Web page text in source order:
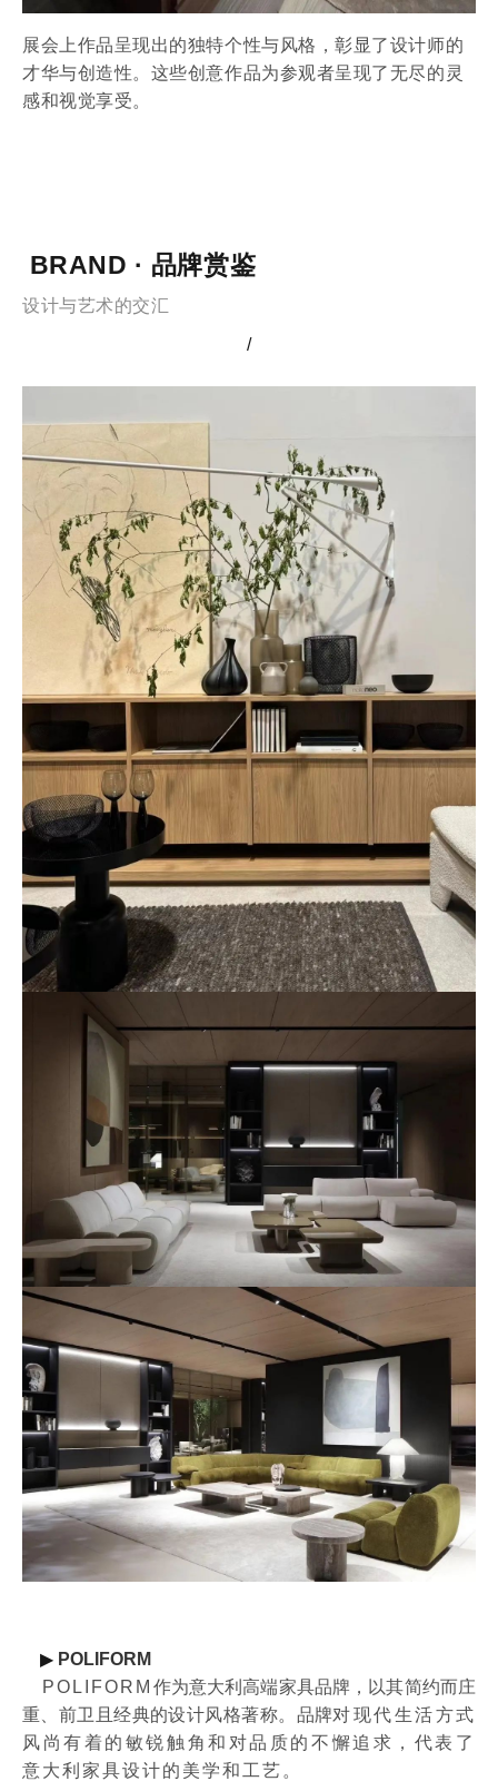
展会上作品呈现出的独特个性与风格，彰显了设计师的
才华与创造性。这些创意作品为参观者呈现了无尽的灵
感和视觉享受。
BRAND · 品牌赏鉴
设计与艺术的交汇
/
▶ POLIFORM
POLIFORM 作为意大利高端家具品牌，以其简约而庄
重、前卫且经典的设计风格著称。 品牌对现代生活方式
风尚有着的敏锐触角和对品质的不懈追求， 代表了
意大利家具设计的美学和工艺。